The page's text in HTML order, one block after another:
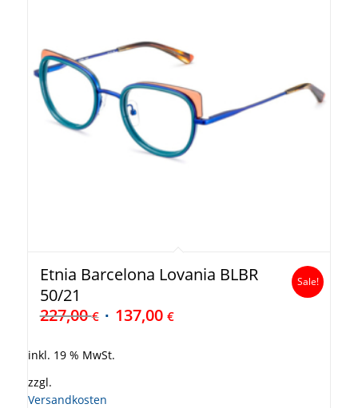
Etnia Barcelona Lovania BLBR
50/21
227,00€ 137,00 €
Sale!
inkl. 19 % MwSt.
zzgl.
Versandkosten